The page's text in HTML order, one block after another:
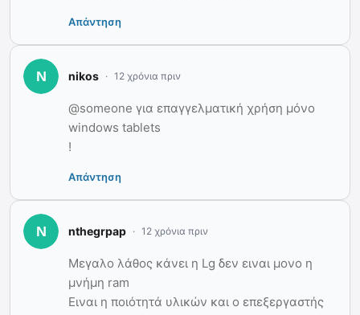
Απάντηση
nikos 12 χρόνια πριν
@someone για επαγγελματική χρήση μόνο
windows tablets
!
Απάντηση
nthegrpap 12 χρόνια πριν
Μεγαλο λάθος κάνει η Lg δεν ειναι μονο η
μνήμη ram
Ειναι η ποιότητά υλικών και ο επεξεργαστής